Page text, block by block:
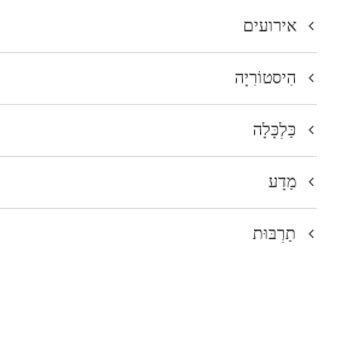
אירועים
הִיסטוֹרִיָה
כַּלְכָּלָה
מַדָע
תַרְבּוּת